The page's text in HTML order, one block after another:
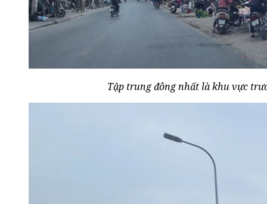
Tập trung đông nhất là khu vực